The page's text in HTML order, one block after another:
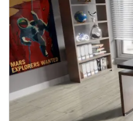
P1006 SPC WOOD
JACKSON OAK 6 мм
Виробник:
Колекція: